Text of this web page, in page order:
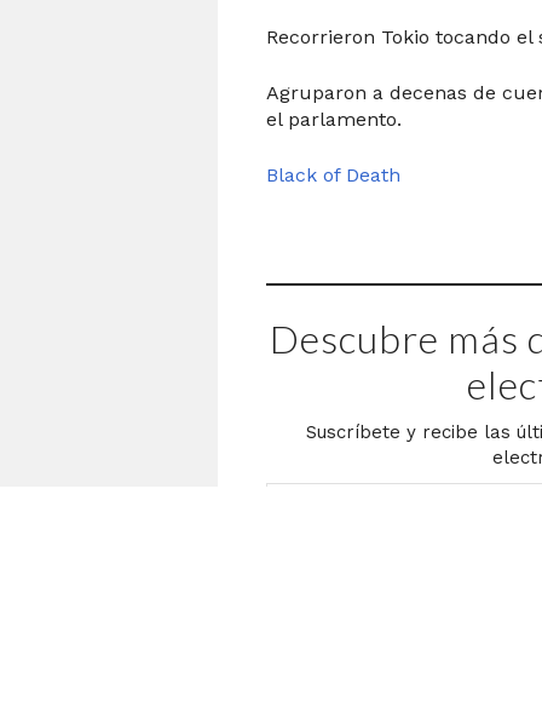
Recorrieron Tokio tocando
Agruparon a decenas de
el parlamento.
Black of Death
Descubre más
Suscríbete y recibe las
Escribe tu correo electrónico…